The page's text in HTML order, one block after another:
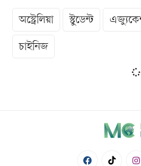
অস্ট্রেলিয়া স্টুডেন্ট
চাইনিজ